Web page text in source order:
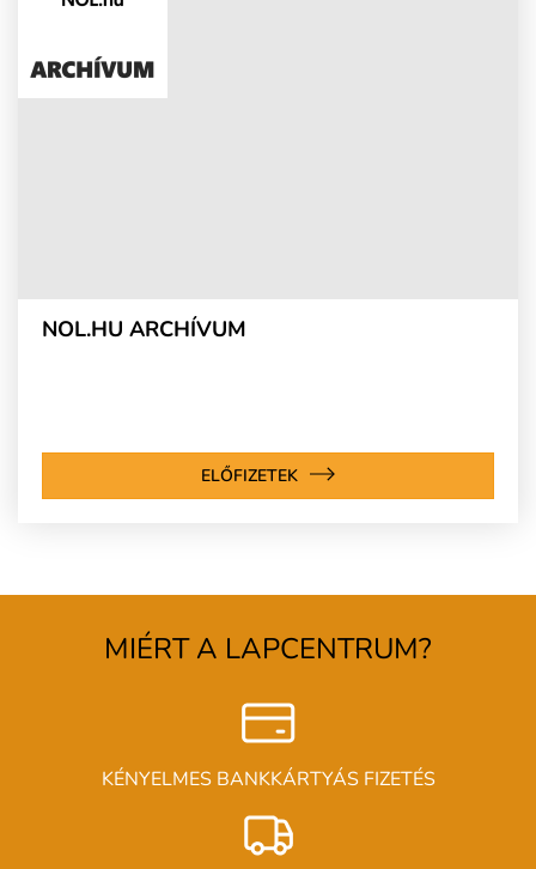
NOL.HU ARCHÍVUM
ELŐFIZETEK
MIÉRT A LAPCENTRUM?
KÉNYELMES BANKKÁRTYÁS FIZETÉS